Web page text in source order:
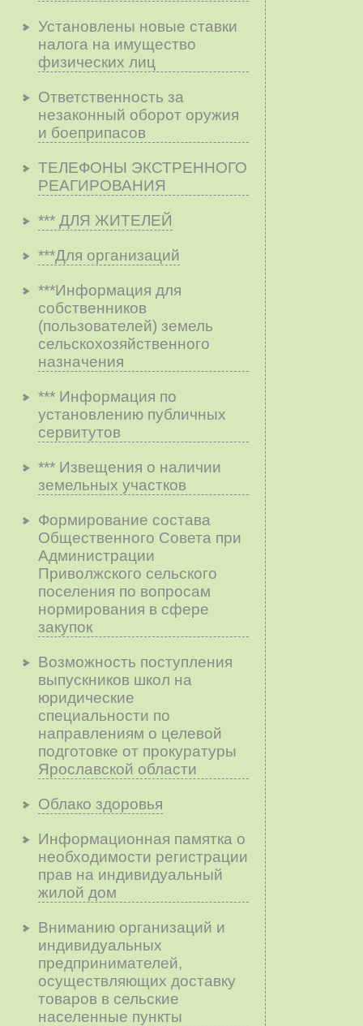
Установлены новые ставки
налога на имущество
физических лиц
Ответственность за
незаконный оборот оружия
и боеприпасов
ТЕЛЕФОНЫ ЭКСТРЕННОГО
РЕАГИРОВАНИЯ
*** ДЛЯ ЖИТЕЛЕЙ
***Для организаций
***Информация для
собственников
(пользователей) земель
сельскохозяйственного
назначения
*** Информация по
установлению публичных
сервитутов
*** Извещения о наличии
земельных участков
Формирование состава
Общественного Совета при
Администрации
Приволжского сельского
поселения по вопросам
нopмиpoвaния в cфepe
зaкyпoк
Возможность поступления
выпускников школ на
юридические
специальности по
направлениям о целевой
подготовке от прокуратуры
Ярославской области
Облако здоровья
Информационная памятка о
необходимости регистрации
прав на индивидуальный
жилой дом
Вниманию организаций и
индивидуальных
предпринимателей,
осуществляющих доставку
товаров в сельские
населенные пункты